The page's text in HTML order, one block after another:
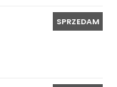
SPRZEDAM